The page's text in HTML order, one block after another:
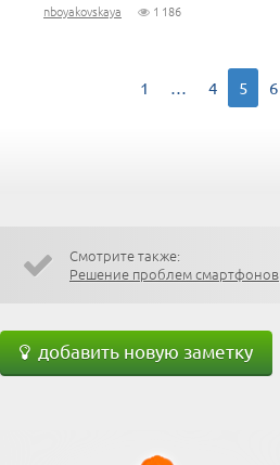
nboyakovskaya 1 186
1 … 4 5 6
Смотрите также:
Решение проблем смартфонов
добавить новую заметку